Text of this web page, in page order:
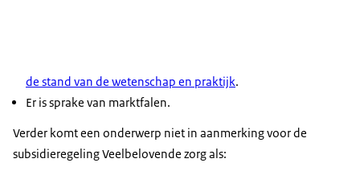
de stand van de wetenschap en praktijk.
Er is sprake van marktfalen.
Verder komt een onderwerp niet in aanmerking voor de
subsidieregeling Veelbelovende zorg als: